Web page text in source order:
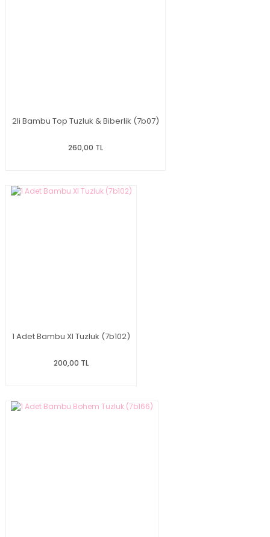
2li Bambu Top Tuzluk & Biberlik (7b07)
260,00 TL
1 Adet Bambu Xl Tuzluk (7b102)
200,00 TL